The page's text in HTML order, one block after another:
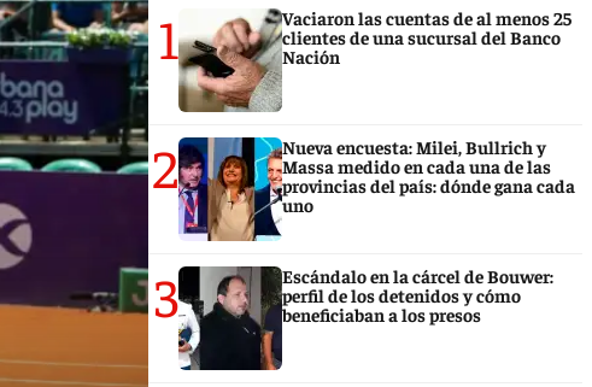
1
Vaciaron las cuentas de al menos 25
clientes de una sucursal del Banco
Nación
2
Nueva encuesta: Milei, Bullrich y
Massa medido en cada una de las
provincias del país: dónde gana cada
uno
3
Escándalo en la cárcel de Bouwer:
perfil de los detenidos y cómo
beneficiaban a los presos